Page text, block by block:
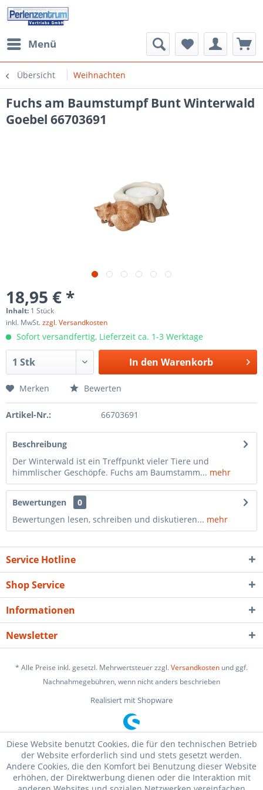
Menü
Übersicht Weihnachten
Fuchs am Baumstumpf Bunt Winterwald
Goebel 66703691
18,95 € *
Inhalt: 1 Stück
inkl. MwSt.zzgl. Versandkosten
Sofort versandfertig, Lieferzeit ca. 1-3 Werktage
In den Warenkorb
Merken Bewerten
Artikel-Nr.: 66703691
Beschreibung
Der Winterwald ist ein Treffpunkt vieler Tiere und
himmlischer Geschöpfe. Fuchs am Baumstamm... mehr
Bewertungen
0
Bewertungen lesen, schreiben und diskutieren... mehr
Service Hotline
Shop Service
Informationen
Newsletter
* Alle Preise inkl. gesetzl. Mehrwertsteuer zzgl.Versandkosten und ggf.
Nachnahmegebühren, wenn nicht anders beschrieben
Realisiert mit Shopware
Diese Website benutzt Cookies, die für den technischen Betrieb
der Website erforderlich sind und stets gesetzt werden.
Andere Cookies, die den Komfort bei Benutzung dieser Website
erhöhen, der Direktwerbung dienen oder die Interaktion mit